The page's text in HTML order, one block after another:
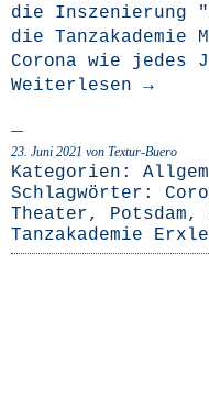
die Insze­nie­rung
die
Coro­na wie jedes
Wei­ter­le­sen →
23. Juni 2021 von Textur-Buero
Kategorien:
Schlagwörter:
Theater, Potsdam,
Tanzakademie